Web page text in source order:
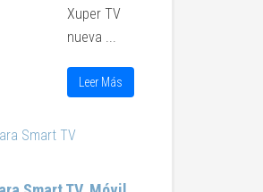
Xuper TV
nueva ...
Leer Más